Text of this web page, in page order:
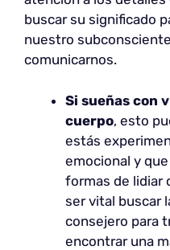
buscar su significado
nuestro
comunicarnos.
Si sueñas con
cuerpo, esto
estás
emocional y
formas de lidiar
ser vital buscar
consejero para
encontrar una